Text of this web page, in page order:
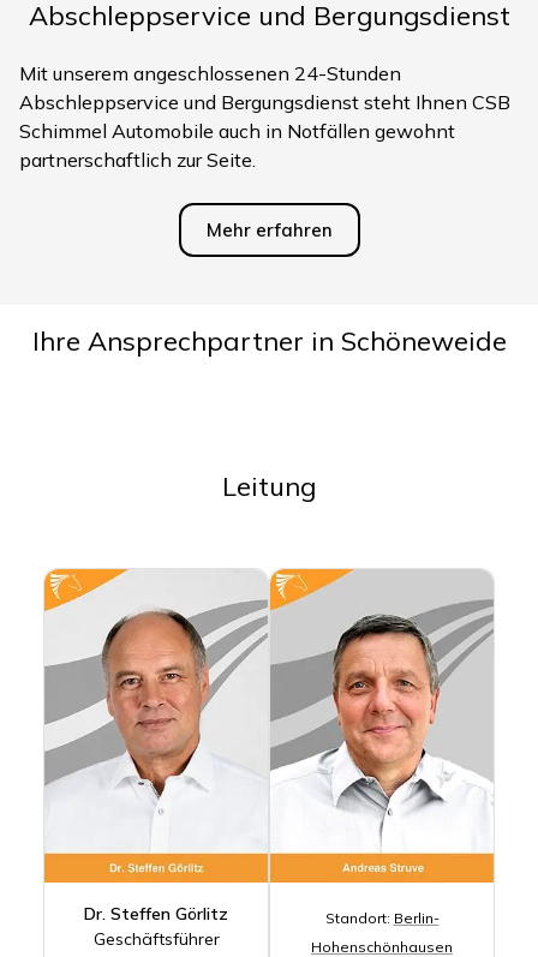
Abschleppservice und Bergungsdienst
Mit unserem angeschlossenen 24-Stunden
Abschleppservice und Bergungsdienst steht Ihnen CSB
Schimmel Automobile auch in Notfällen gewohnt
partnerschaftlich zur Seite.
Mehr erfahren
Ihre Ansprechpartner in Schöneweide
Leitung
Dr. Steffen Görlitz
Geschäftsführer
Standort: Berlin-
Hohenschönhausen